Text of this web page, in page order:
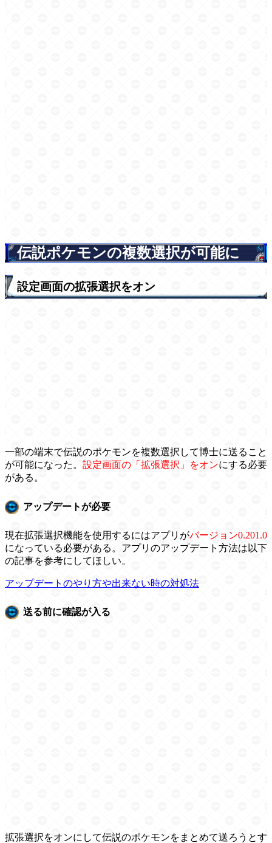
伝説ポケモンの複数選択が可能に
設定画面の拡張選択をオン
一部の端末で伝説のポケモンを複数選択して博士に送ること
が可能になった。 設定画面の「拡張選択」をオンにする必要
がある。
アップデートが必要
現在拡張選択機能を使用するにはアプリがバージョン0.201.0
になっている必要がある。アプリのアップデート方法は以下
の記事を参考にしてほしい。
アップデートのやり方や出来ない時の対処法
送る前に確認が入る
拡張選択をオンにして伝説のポケモンをまとめて送ろうとす